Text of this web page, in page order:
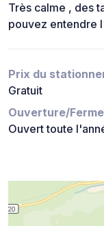
Très calme , des
pouvez entendre
Prix du
Gratuit
Ouverture/
Ouvert toute